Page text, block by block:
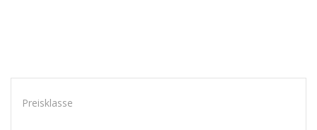
Preisklasse